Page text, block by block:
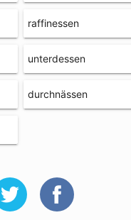
raffinessen
unterdessen
durchnässen